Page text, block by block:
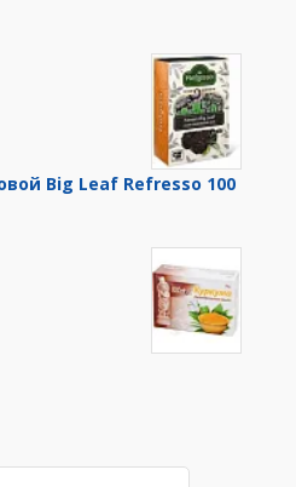
Big Leaf Refresso 100